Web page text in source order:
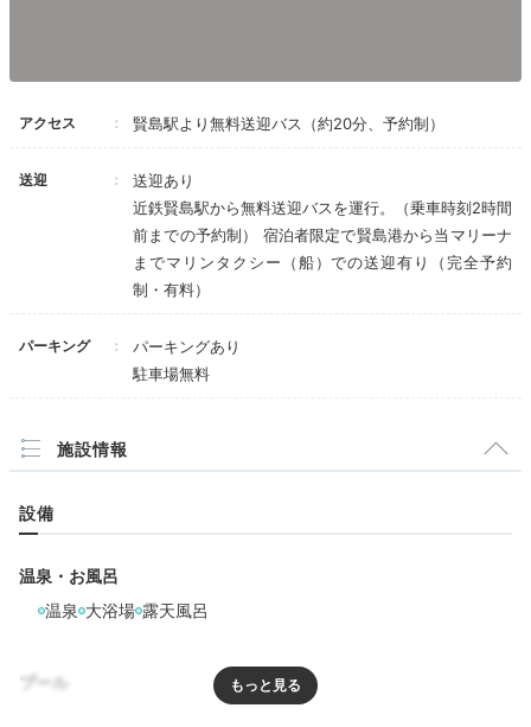
りながらおしゃべり女子会ができました♡
ランドカーで
ホテル敷地内をランドカーで周遊。自分のペースで運転
ができ、周囲の景色を堪能しながらゆっくり移動できま
アクセス 賢島駅より無料送迎バス（約20分、予約制）
送迎
送迎あり
近鉄賢島駅から無料送迎バスを運行。（乗車時刻2時間
前までの予約制） 宿泊者限定で賢島港から当マリーナ
までマリンタクシー（船）での送迎有り（完全予約
制・有料）
パーキング
パーキングあり
駐車場無料
施設情報
設備
温泉・お風呂
温泉 大浴場 露天風呂
プール